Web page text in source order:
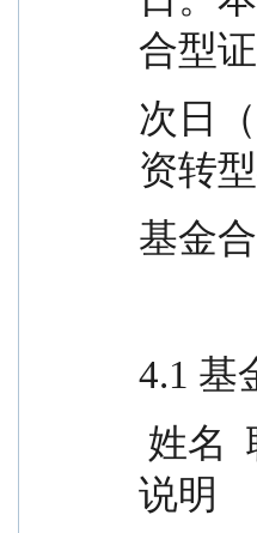
合型
次日
资转
基金
4.1 基
说明